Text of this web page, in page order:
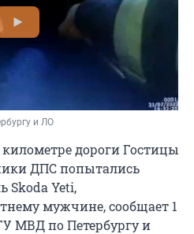
и ЛО
дороги Гостицы
ДПС попытались
Skoda Yeti,
мужчине, сообщает 1
МВД по Петербургу и